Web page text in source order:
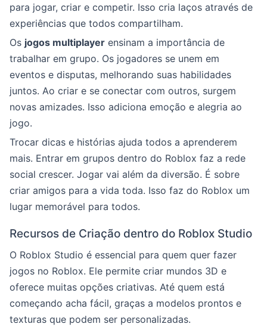
para jogar, criar e competir. Isso cria laços através de
experiências que todos compartilham.
Os jogos multiplayer ensinam a importância de
trabalhar em grupo. Os jogadores se unem em
eventos e disputas, melhorando suas habilidades
juntos. Ao criar e se conectar com outros, surgem
novas amizades. Isso adiciona emoção e alegria ao
jogo.
Trocar dicas e histórias ajuda todos a aprenderem
mais. Entrar em grupos dentro do Roblox faz a rede
social crescer. Jogar vai além da diversão. É sobre
criar amigos para a vida toda. Isso faz do Roblox um
lugar memorável para todos.
Recursos de Criação dentro do Roblox Studio
O Roblox Studio é essencial para quem quer fazer
jogos no Roblox. Ele permite criar mundos 3D e
oferece muitas opções criativas. Até quem está
começando acha fácil, graças a modelos prontos e
texturas que podem ser personalizadas.